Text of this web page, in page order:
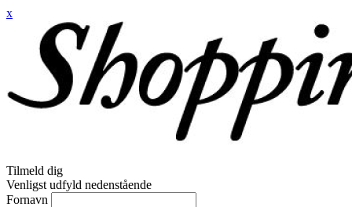
x
Tilmeld dig
Venligst udfyld nedenstående
Fornavn